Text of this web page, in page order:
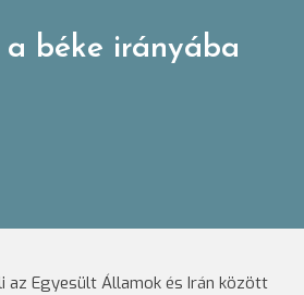
a béke irányába
az Egyesült Államok és Irán között